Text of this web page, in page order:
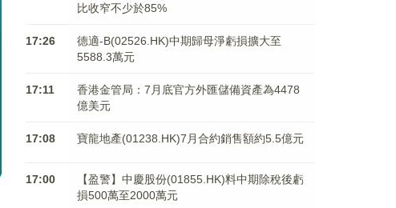
比收窄不少於85%
17:26
德適-B(02526.HK)中期歸母淨虧損擴大至
5588.3萬元
17:11
香港金管局：7月底官方外匯儲備資產為4478
億美元
17:08 寶龍地產(01238.HK)7月合約銷售額約5.5億元
17:00
【盈警】中慶股份(01855.HK)料中期除稅後虧
損500萬至2000萬元